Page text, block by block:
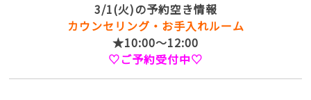
3/1(火)の予約空き情報
カウンセリング・お手入れルーム
★10:00～12:00
♡ご予約受付中♡